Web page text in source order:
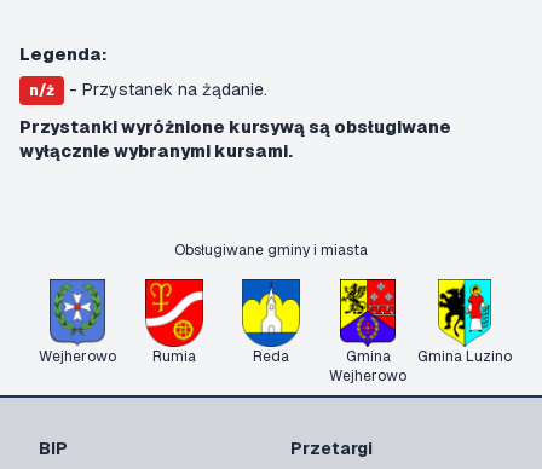
Legenda:
n/ż
- Przystanek na żądanie.
Przystanki wyróżnione kursywą są obsługiwane
wyłącznie wybranymi kursami.
Obsługiwane gminy i miasta
Wejherowo Rumia Reda
Gmina
Wejherowo
Gmina Luzino
BIP
Przetargi